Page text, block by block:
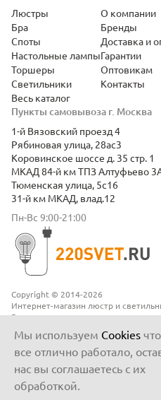
Copyright © 2014-2026
Интернет-магазин люстр и
Все права защищены
Пункты самовывоза г. Москва
1-й Вязовский проезд 4
Рябиновая улица, 28ас3
Коровинское шоссе д. 35 стр. 1
МКАД 84-й км ТПЗ Алтуфьево
Тюменская улица, 5с16
31-й км МКАД, влад.12
Пн-Вс 9:00-21:00
Люстры
Бра
Споты
Настольные лампы
Торшеры
Светильники
Весь каталог
О компании
Бренды
Доставка и
Гарантии
Оптовикам
Контакты
Мы используем Cookies
все отлично работало,
нас вы соглашаетесь с их
обработкой.